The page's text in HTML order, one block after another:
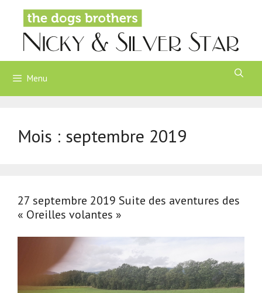
contenu
Menu
Mois : septembre 2019
27 septembre 2019 Suite des aventures des
« Oreilles volantes »